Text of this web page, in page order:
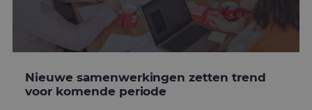
Nieuwe samenwerkingen zetten trend
voor komende periode